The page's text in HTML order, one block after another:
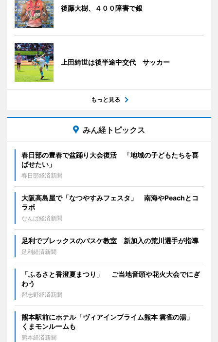
後藤大樹、４００障害で銀
上田綺世は後半途中交代 サッカー
もっと見る
みん経トピックス
春日部の豊春で盆踊り大会復活 「地域の子どもたちを喜
ばせたい」
春日部経済新聞
大阪高島屋で「なつやすみフェスタ」 南海やPeachとコ
ラボ
なんば経済新聞
足利でブレックスのバスケ教室 新加入の荒川選手が指導
足利経済新聞
「ふるさと香澄夏まつり」 ご当地音頭や花火大会でにぎ
わう
習志野経済新聞
熊本駅前にホテル「ヴィアインプライム熊本 雲雀の湯」
くまモンルームも
熊本経済新聞